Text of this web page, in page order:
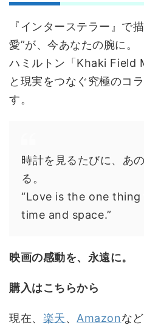
『インターステラー』で
愛”が、今あなたの腕に。
ハミルトン「Khaki Field
と現実をつなぐ究極のコ
す。
時計を見るたびに、あ
る。
“Love is the one
time and space.”
映画の感動を、永遠に。
購入はこちらから
現在、 楽天、 Amazonな